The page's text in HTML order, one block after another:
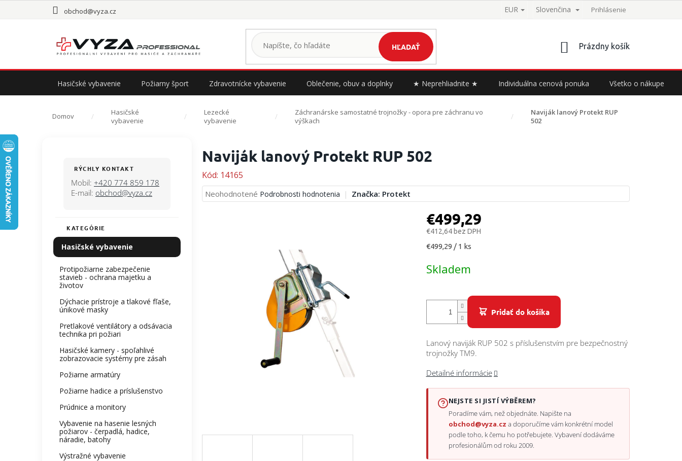
obchod@vyza.cz EUR Slovenčina Prihlásenie
HĽADAŤ
NÁKUPNÝ
Prázdny košík
Hasičské vybavenie Požiarny šport Zdravotnícke vybavenie Oblečenie, obuv a doplnky ★ Neprehliadnite ★ Individuálna cenová ponuka Všetko o nákupe
Domov
Hasičské
vybavenie
Lezecké
vybavenie
Záchranárske samostatné trojnožky - opora pre záchranu vo
výškach
Naviják lanový Protekt RUP
502
RÝCHLY KONTAKT
Mobil: +420 774 859 178
E-mail: obchod@vyza.cz
Preskočiť
kategórie
KATEGÓRIE
Hasičské vybavenie
Protipožiarne zabezpečenie
stavieb - ochrana majetku a
životov
Dýchacie prístroje a tlakové fľaše,
únikové masky
Pretlakové ventilátory a odsávacia
technika pri požiari
Hasičské kamery - spoľahlivé
zobrazovacie systémy pre zásah
Požiarne armatúry
Požiarne hadice a príslušenstvo
Prúdnice a monitory
Vybavenie na hasenie lesných
požiarov - čerpadlá, hadice,
náradie, batohy
Výstražné vybavenie
Naviják lanový Protekt RUP 502
Kód: 14165
Priemerné
hodnotenie
Neohodnotené Podrobnosti hodnotenia Značka: Protekt
€499,29
€412,64 bez DPH
Jednotková
€499,29 / 1 ks
Skladem
Pridať do košíka
Lanový naviják RUP 502 s příslušenstvím pre bezpečnostný
trojnožky TM9.
Detailné informácie
NEJSTE SI JISTÍ VÝBĚREM?
Poradíme vám, než objednáte. Napište na
obchod@vyza.cz a doporučíme vám konkrétní model
podle toho, k čemu ho potřebujete. Vybavení dodáváme
profesionálům od roku 2009.